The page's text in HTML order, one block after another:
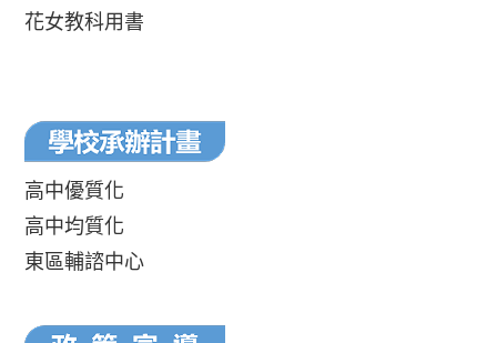
花女教科用書
高中優質化
高中均質化
東區輔諮中心